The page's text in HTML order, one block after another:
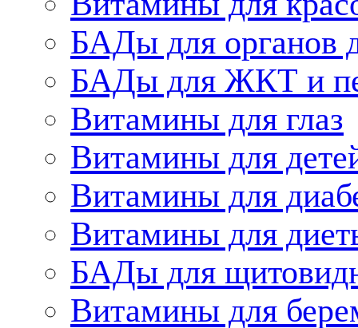
БАДы для органов
БАДы для ЖКТ и
Витамины для глаз
Витамины для
Витамины для
Витамины для
БАДы для
Витамины для